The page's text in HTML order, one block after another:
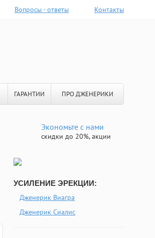
Вопросы - ответы Контакты
ГАРАНТИИ ПРО ДЖЕНЕРИКИ
Экономьте с нами
скидки до 20%, акции
УСИЛЕНИЕ ЭРЕКЦИИ:
Дженерик Виагра
Дженерик Сиалис